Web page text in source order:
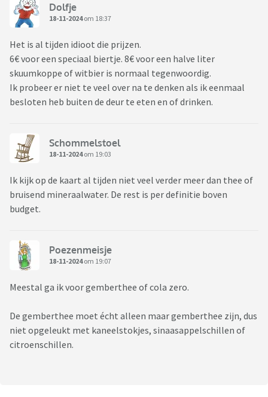
Dolfje
18-11-2024om 18:37
Het is al tijden idioot die prijzen.
6€ voor een speciaal biertje. 8€ voor een halve liter
skuumkoppe of witbier is normaal tegenwoordig.
Ik probeer er niet te veel over na te denken als ik eenmaal
besloten heb buiten de deur te eten en of drinken.
Schommelstoel
18-11-2024om 19:03
Ik kijk op de kaart al tijden niet veel verder meer dan thee of
bruisend mineraalwater. De rest is per definitie boven
budget.
Poezenmeisje
18-11-2024om 19:07
Meestal ga ik voor gemberthee of cola zero.
De gemberthee moet écht alleen maar gemberthee zijn, dus
niet opgeleukt met kaneelstokjes, sinaasappelschillen of
citroenschillen.